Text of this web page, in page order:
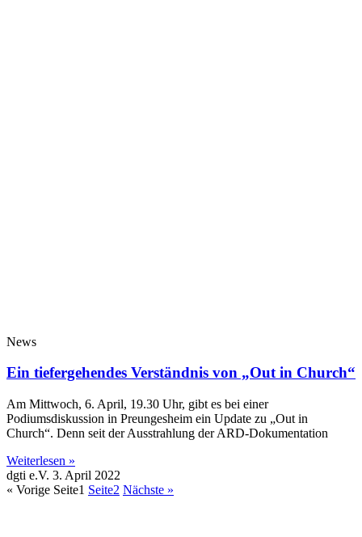
News
Ein tiefergehendes Verständnis von „Out in Church“
Am Mittwoch, 6. April, 19.30 Uhr, gibt es bei einer
Podiumsdiskussion in Preungesheim ein Update zu „Out in
Church“. Denn seit der Ausstrahlung der ARD-Dokumentation
Weiterlesen »
dgti e.V. 3. April 2022
« Vorige Seite1 Seite2 Nächste »